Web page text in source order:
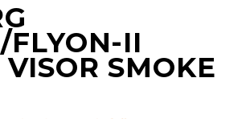
FLYON-II
SMOKE